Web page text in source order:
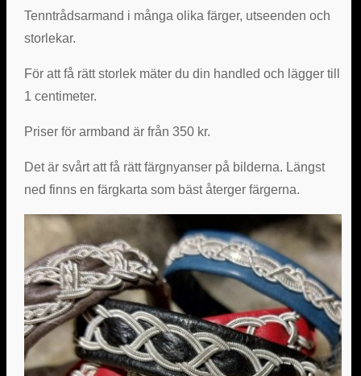
Tenntrådsarmand i många olika färger, utseenden och
storlekar.
För att få rätt storlek mäter du din handled och lägger till
1 centimeter.
Priser för armband är från 350 kr.
Det är svårt att få rätt färgnyanser på bilderna. Längst
ned finns en färgkarta som bäst återger färgerna.